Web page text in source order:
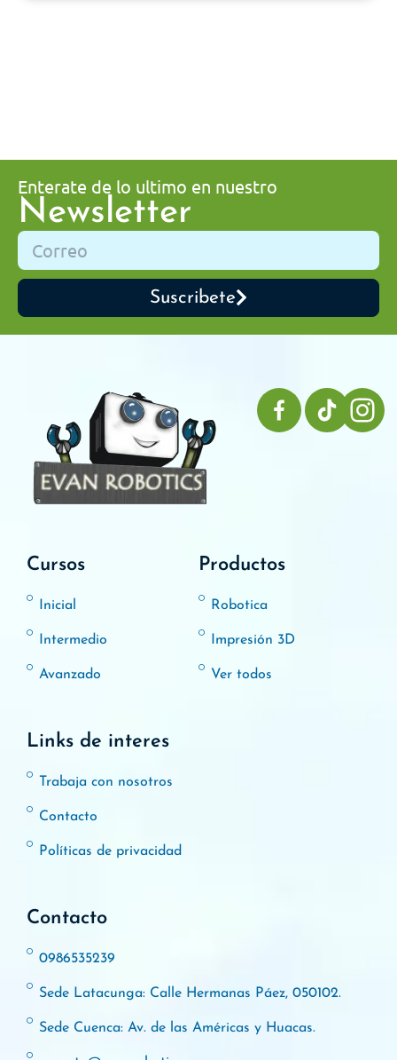
Enterate de lo ultimo en nuestro
Newsletter
Suscribete
Cursos
Inicial
Intermedio
Avanzado
Productos
Robotica
Impresión 3D
Ver todos
Links de interes
Trabaja con nosotros
Contacto
Políticas de privacidad
Contacto
0986535239
Sede Latacunga: Calle Hermanas Páez, 050102.
Sede Cuenca: Av. de las Américas y Huacas.